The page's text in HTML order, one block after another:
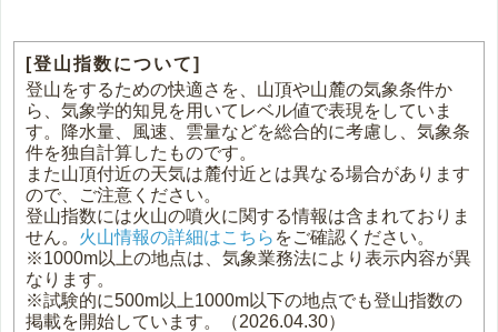
[登山指数について]
登山をするための快適さを、山頂や山麓の気象条件か
ら、気象学的知見を用いてレベル値で表現をしていま
す。降水量、風速、雲量などを総合的に考慮し、気象条
件を独自計算したものです。
また山頂付近の天気は麓付近とは異なる場合があります
ので、ご注意ください。
登山指数には火山の噴火に関する情報は含まれておりま
せん。 火山情報の詳細はこちら をご確認ください。
※1000m以上の地点は、気象業務法により表示内容が異
なります。
※試験的に500m以上1000m以下の地点でも登山指数の
掲載を開始しています。（2026.04.30）